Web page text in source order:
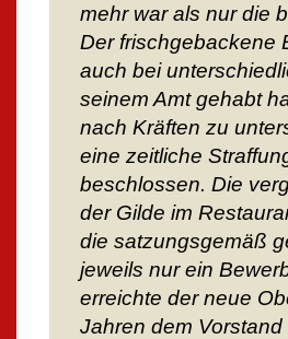
mehr war als nur die
Der frischgebackene
auch bei
seinem Amt gehabt
nach Kräften zu
eine zeitliche
beschlossen. Die
der Gilde im
die satzungsgemäß
jeweils nur ein
erreichte der neue
Jahren dem